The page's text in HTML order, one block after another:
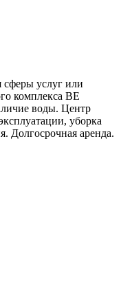
сферы услуг или
комплекса BE
воды. Центр
уборка
Долгосрочная аренда.